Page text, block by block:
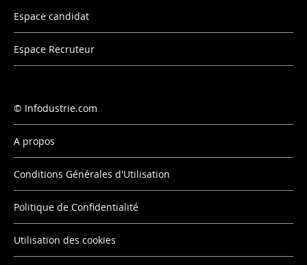
Espace candidat
Espace Recruteur
Infodustrie.com
A propos
Conditions Générales d'Utilisation
Politique de Confidentialité
Utilisation des cookies